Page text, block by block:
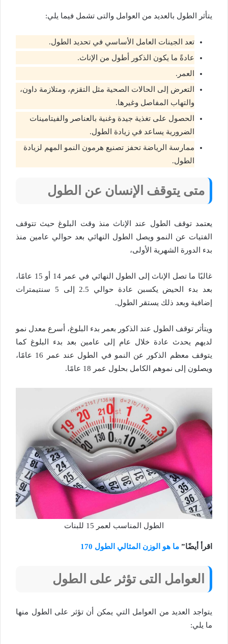
يتأثر الطول بالعديد من العوامل والتى تشمل فيما يلي:
تعد الجينات العامل الأساسي في تحديد الطول.
عادةً ما يكون الذكور أطول من الإناث.
العمر.
التعرض إلى الحالات الصحية مثل التقزم، ومتلازمة داون،
والتهاب المفاصل وغيرها.
الحصول على تغذية جيدة وغنية بالعناصر والفيتامينات
الضرورية يساعد في زيادة الطول.
ممارسة الرياضة تحفز تصنيع هرمون النمو المهم لزيادة
الطول.
متى يتوقف الإنسان عن الطول
يعتمد توقف الطول عند الإناث منذ وقت البلوغ حيث تتوقف
الفتيات عن النمو ويصل الطول النهائي بعد حوالي عامين منذ
بدء الدورة الشهرية الأولى،
غالبًا ما تصل الإناث إلى الطول النهائي في عمر 14 أو 15 عامًا،
بعد بدء الحيض يكسبن عادة حوالي 2.5 إلى 5 سنتيمترات
إضافية وبعد ذلك يستقر الطول.
ويتأثر توقف الطول عند الذكور بعمر بدء البلوغ، أسرع معدل نمو
لديهم يحدث عادة خلال عام إلى عامين بعد بدء البلوغ كما
يتوقف معظم الذكور عن النمو في الطول عند عمر 16 عامًا،
ويصلون إلى نموهم الكامل بحلول عمر 18 عامًا.
الطول المناسب لعمر 15 للبنات
اقرأ أيضًا” ما هو الوزن المثالي الطول 170
العوامل التى تؤثر على الطول
يتواجد العديد من العوامل التي يمكن أن تؤثر على الطول منها
ما يلي: